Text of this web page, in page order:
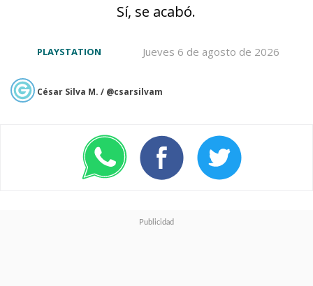
sistema de refrigeración
prolongadas de juego.
Sí, se acabó.
Jueves 6 de agosto de 2026
PLAYSTATION
César Silva M. / @csarsilvam